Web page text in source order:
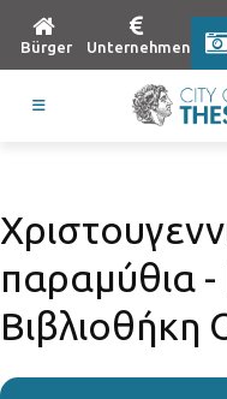
Bürger Unternehmen
παραμύθια -
Βιβλιοθήκη